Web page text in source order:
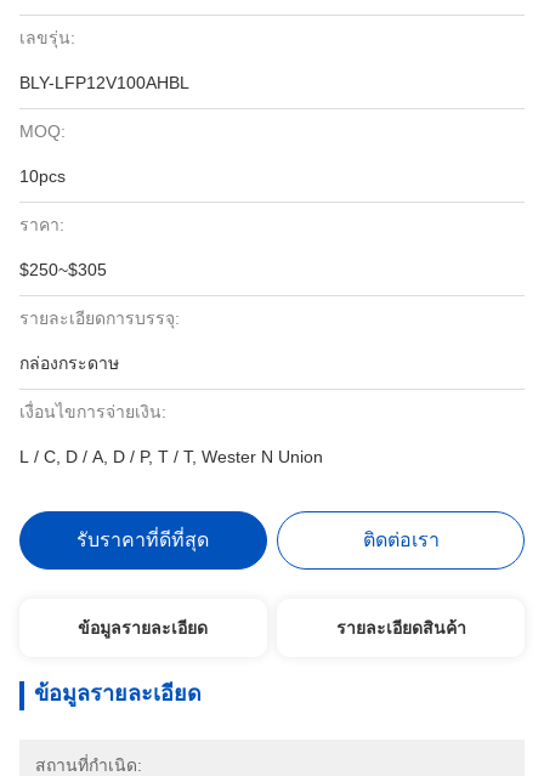
เลขรุ่น:
BLY-LFP12V100AHBL
MOQ:
10pcs
ราคา:
$250~$305
รายละเอียดการบรรจุ:
กล่องกระดาษ
เงื่อนไขการจ่ายเงิน:
L / C, D / A, D / P, T / T, Wester N Union
รับราคาที่ดีที่สุด ติดต่อเรา
ข้อมูลรายละเอียด รายละเอียดสินค้า
ข้อมูลรายละเอียด
สถานที่กำเนิด: